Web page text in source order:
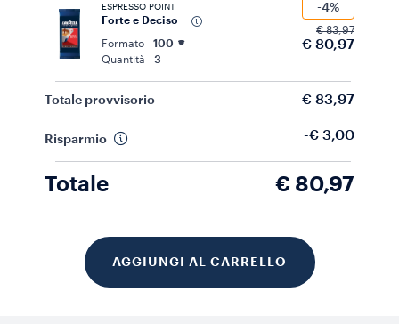
ESPRESSO POINT
Forte e Deciso
Formato
100
Quantità
3
-4%
€ 83,97
€ 80,97
Totale provvisorio € 83,97
Risparmio -€ 3,00
Totale € 80,97
AGGIUNGI AL CARRELLO